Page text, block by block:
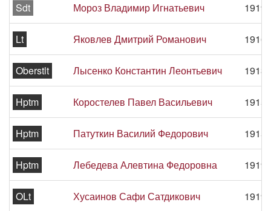
Sdt Мороз Владимир Игнатьевич 1919
Lt Яковлев Дмитрий Романович 1916
Oberstlt Лысенко Константин Леонтьевич 1913
Hptm Коростелев Павел Васильевич 1915
Hptm Патуткин Василий Федорович 1915
Hptm Лебедева Алевтина Федоровна 1919
OLt Хусаинов Сафи Сатдикович 1919